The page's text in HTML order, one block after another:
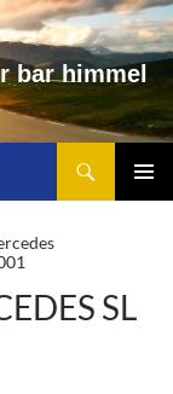
r bar himme
SL